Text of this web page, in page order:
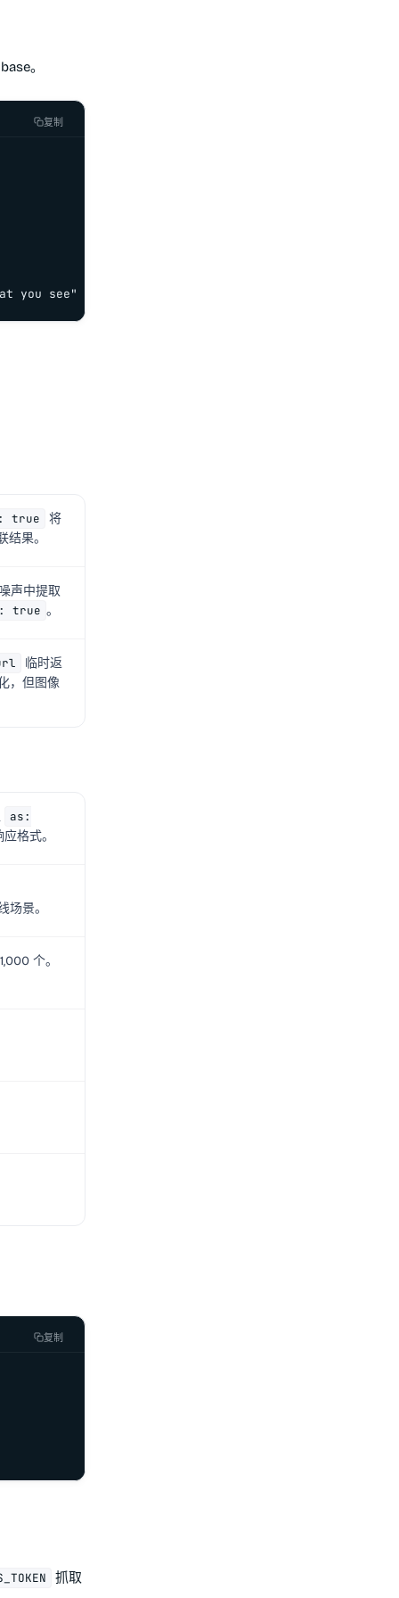
。
复制
you see"
true
将
结果。
声中提取
true 。
临时返
，但图像
as:
格式。
景。
个。
复制
抓取